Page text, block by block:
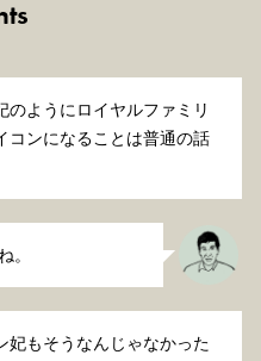
のようにロイヤルファミリ
コンになることは普通の話
。
妃もそうなんじゃなかった